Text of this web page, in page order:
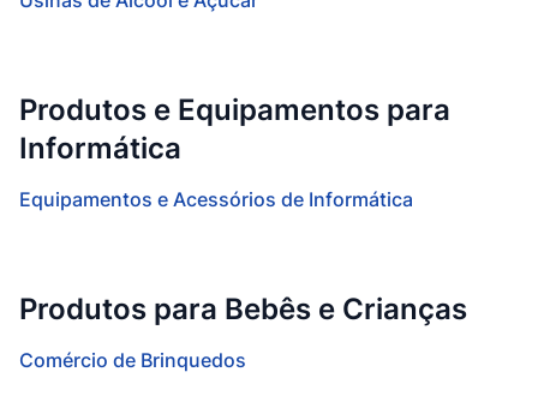
Produtos e Equipamentos para
Informática
Equipamentos e Acessórios de Informática
Produtos para Bebês e Crianças
Comércio de Brinquedos